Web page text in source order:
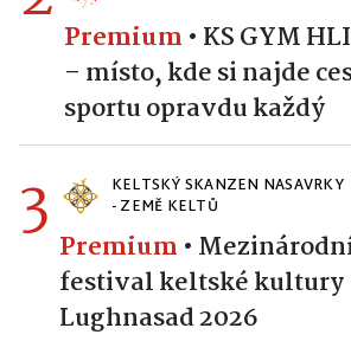
Premium • KS GYM
– místo, kde si najde
sportu opravdu každý
3
KELTSKÝ SKANZEN NASAVRKY
- ZEMĚ KELTŮ
Premium •
festival keltské kultury
Lughnasad 2026